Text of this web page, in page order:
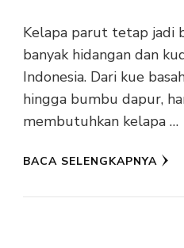
Kelapa parut tetap jadi
banyak hidangan dan
Indonesia. Dari kue
hingga bumbu dapur,
membutuhkan kelapa …
BACA SELENGKAPNYA